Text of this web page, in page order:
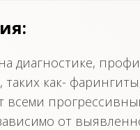
диагностике,
таких как-
всеми
от